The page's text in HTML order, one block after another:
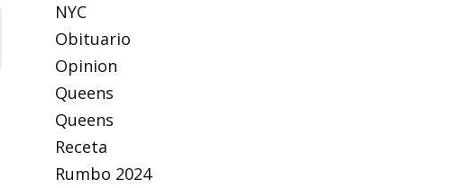
NYC
Obituario
Opinion
Queens
Queens
Receta
Rumbo 2024